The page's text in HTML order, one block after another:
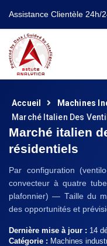
Assistance Clientèle 24h/
Accueil
Machines
Marché Italien Des
Marché italien
résidentiels
Par configuration
convecteur à quatre
plafonnier) — Taille du
des opportunités et
Dernière mise à jour : 14
Catégorie : Machines